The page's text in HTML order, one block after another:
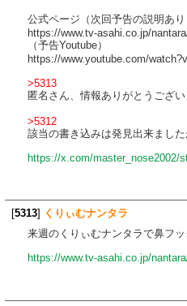
公式ページ（次回予告の説明あり
https://www.tv-asahi.co.jp/
（予告Youtube）
https://www.youtube.com/
>5313
匿名さん、情報ありがとうござ
>5312
該当の書き込みは発見出来まし
https://x.com/master_nose2002/
[5313] くりぃむナンタラ
来週のくりぃむナンタラで鼻フ
https://www.tv-asahi.co.jp/